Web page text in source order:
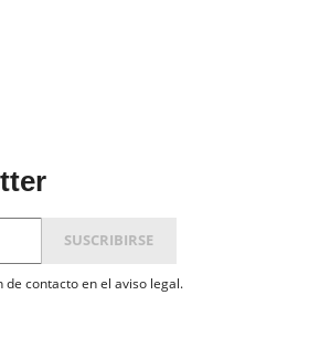
contacto en el aviso legal.